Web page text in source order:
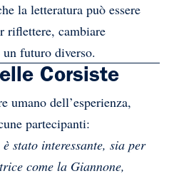
la letteratura può essere
riflettere, cambiare
futuro diverso.
Corsiste
umano dell’esperienza,
partecipanti:
stato interessante, sia per
come la Giannone,